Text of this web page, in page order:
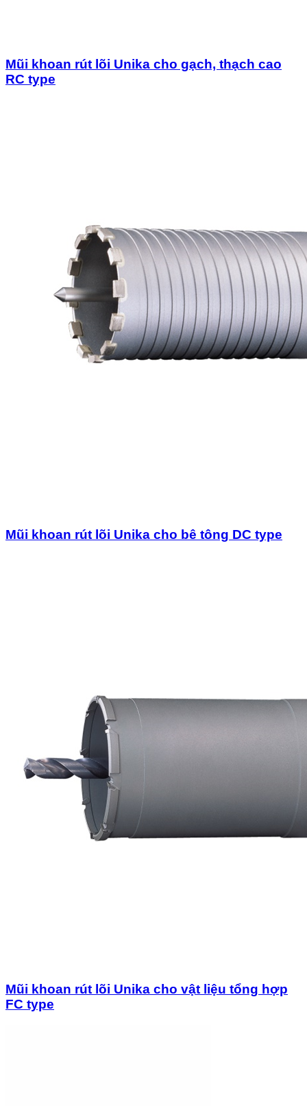
Mũi khoan rút lõi Unika cho gạch, thạch cao
RC type
Mũi khoan rút lõi Unika cho bê tông DC type
Mũi khoan rút lõi Unika cho vật liệu tổng hợp
FC type